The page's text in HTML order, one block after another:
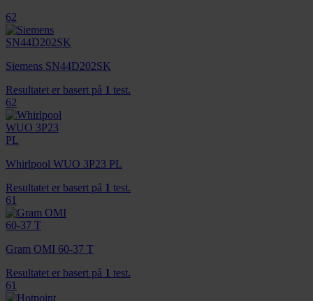
62
Siemens SN44D202SK
Resultatet er basert på 1 test.
62
Whirlpool WUO 3P23 PL
Resultatet er basert på 1 test.
61
Gram OMI 60-37 T
Resultatet er basert på 1 test.
61